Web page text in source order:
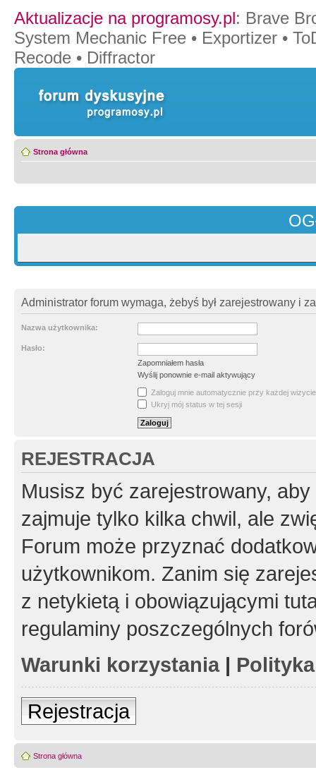
Aktualizacje na programosy.pl: Brave
System Mechanic Free • Exportizer •
Recode • Diffractor
Strona główna
Administrator forum wymaga, żebyś był zarejestrowany i
Nazwa użytkownika:
Hasło:
Zapomniałem hasła
Wyślij ponownie e-mail aktywujący
Zaloguj mnie automatycznie przy każdej wizycie
Ukryj mój status w tej sesji
REJESTRACJA
Musisz być zarejestrowany,
zajmuje tylko kilka chwil, ale
Forum może przyznać
użytkownikom. Zanim się
z netykietą i obowiązującymi
regulaminy poszczególnych
Warunki korzystania|
Rejestracja
Strona główna